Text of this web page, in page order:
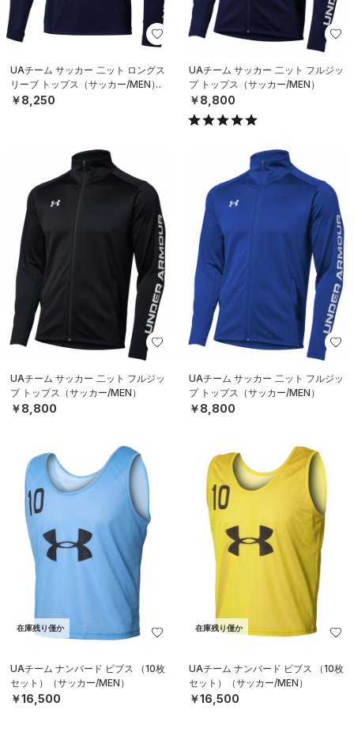
UAチーム サッカー 二ット ロングス
リーブ トップス（サッカー/MEN）
￥8,250
UAチーム サッカー 二ット フルジッ
プ トップス（サッカー/MEN）
￥8,800
UAチーム サッカー 二ット フルジッ
プ トップス（サッカー/MEN）
￥8,800
UAチーム サッカー 二ット フルジッ
プ トップス（サッカー/MEN）
￥8,800
在庫残り僅か
UAチーム ナンバード ビブス （10枚
セット）（サッカー/MEN）
￥16,500
在庫残り僅か
UAチーム ナンバード ビブス （10枚
セット）（サッカー/MEN）
￥16,500